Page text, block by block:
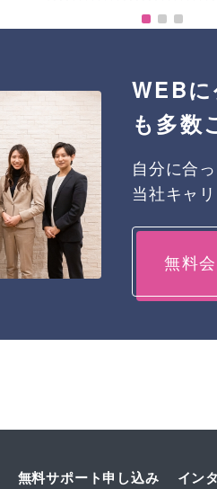
WEB
も多数
自分に合
当社キャ
無料
無料サポート申し込み イン